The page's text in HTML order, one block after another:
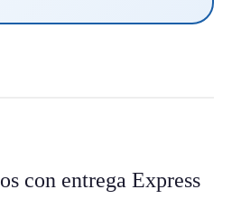
con entrega Express